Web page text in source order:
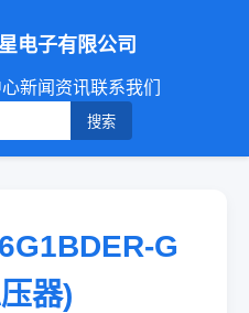
电子有限公司
新闻资讯联系我们
搜索
G
器)